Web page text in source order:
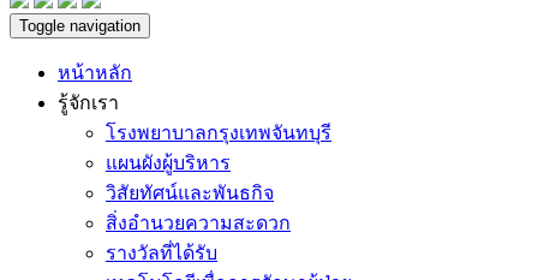
Toggle navigation
หน้าหลัก
รู้จักเรา
โรงพยาบาลกรุงเทพจันทบุรี
แผนผังผู้บริหาร
วิสัยทัศน์และพันธกิจ
สิ่งอำนวยความสะดวก
รางวัลที่ได้รับ